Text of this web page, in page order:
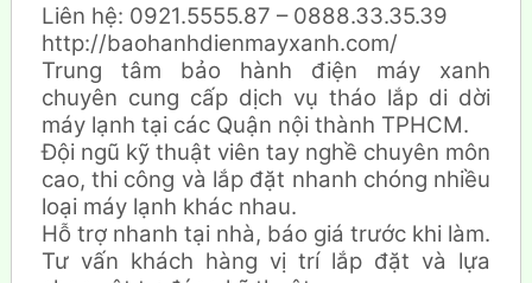
Liên hệ: 0921.5555.87 – 0888.33.35.39
http://baohanhdienmayxanh.com/
Trung tâm bảo hành điện máy xanh
chuyên cung cấp dịch vụ tháo lắp di dời
máy lạnh tại các Quận nội thành TPHCM.
Đội ngũ kỹ thuật viên tay nghề chuyên môn
cao, thi công và lắp đặt nhanh chóng nhiều
loại máy lạnh khác nhau.
Hỗ trợ nhanh tại nhà, báo giá trước khi làm.
Tư vấn khách hàng vị trí lắp đặt và lựa